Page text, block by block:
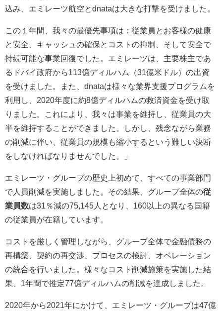
込み、エミレーツ航空とdnataは大きな打撃を受けました。
この１年間、我々の最優先事項は：従業員とお客様の健康
と安全、キャッシュの確保とコストの抑制、そして安全で
持続可能な事業回復でした。エミレーツは、主要株主であ
るドバイ政府から113億ディルハム（31億米ドル）の出資
を受けました。また、dnataは様々な業界支援プログラムを
利用し、2020年度に約8億ディルハムの救済資金を受け取
りました。これにより、我々は事業を維持し、従業員の大
半を維持することができました。しかし、残念ながら業務
の削減に伴い、従業員の規模も縮小するという難しい決断
をしなければなりませんでした。」
エミレーツ・グループの歴史上初めて、すべての事業部門
で人員削減を実施しました。その結果、グループ全体の従
業員数は31％減の75,145人となり、160以上の異なる国籍
の従業員が在籍しています。
コストを厳しく管理しながら、グループ全体で金融債務の
再構築、契約の再交渉、プロセスの検討、オペレーション
の統合を行いました。様々なコスト削減施策を実施した結
果、1年間で推定77億ディルハムの削減を達成しました。
2020年から2021年にかけて、エミレーツ・グループは47億